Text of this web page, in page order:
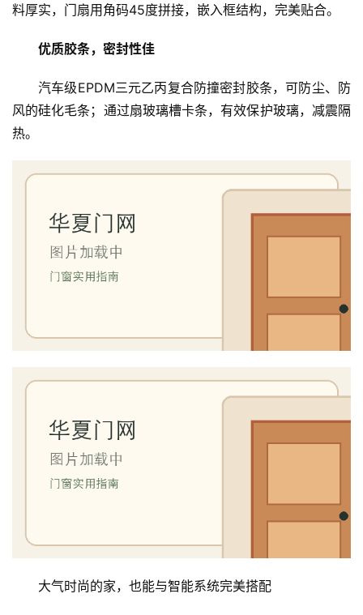
料厚实，门扇用角码45度拼接，嵌入框结构，完美贴合。
优质胶条，密封性佳
汽车级EPDM三元乙丙复合防撞密封胶条，可防尘、防
风的硅化毛条；通过扇玻璃槽卡条，有效保护玻璃，减震隔
热。
大气时尚的家，也能与智能系统完美搭配